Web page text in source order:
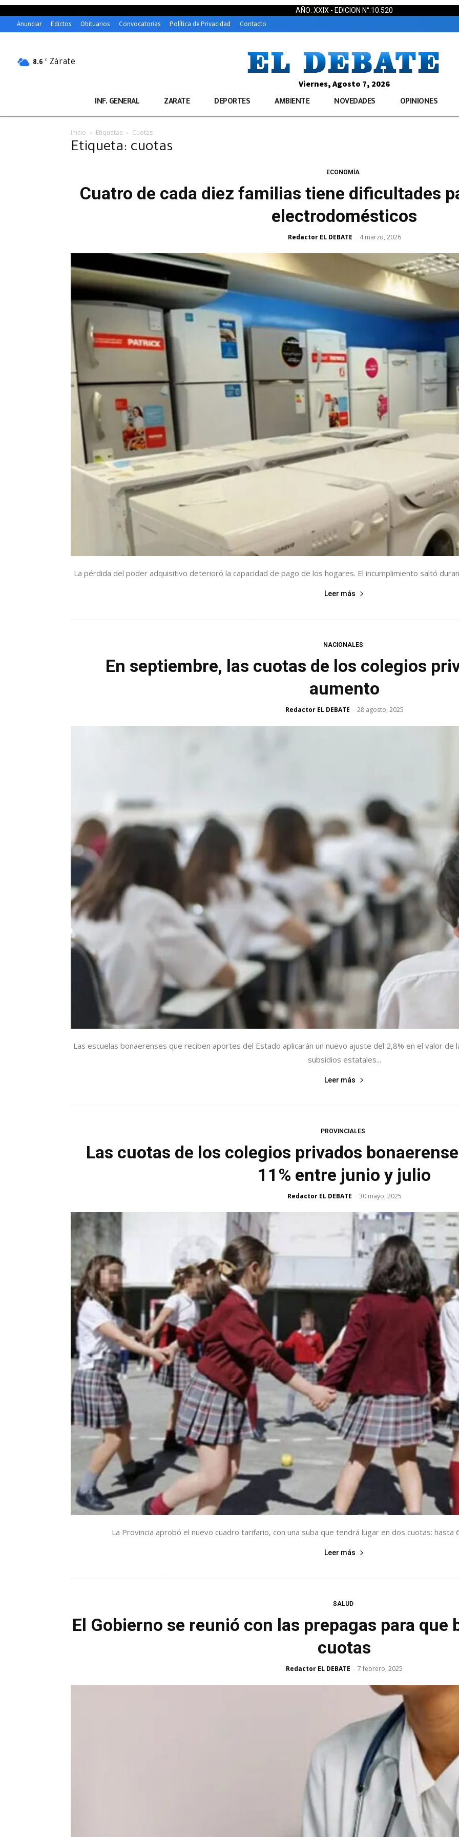
AÑO: XXIX - EDICION N°:10.520
Anunciar Edictos Obituarios Convocatorias Política de Privacidad Contacto
8.6 C Zárate
Viernes, Agosto 7, 2026
INF. GENERAL ZARATE DEPORTES AMBIENTE NOVEDADES OPINIONES
Inicio Etiquetas Cuotas
Etiqueta: cuotas
ECONOMÍA
Cuatro de cada diez familias tiene dificultades
electrodomésticos
Redactor EL DEBATE - 4 marzo, 2026
La pérdida del poder adquisitivo deterioró la capacidad de pago de los hogares. El incumplimiento saltó
Leer más
NACIONALES
En septiembre, las cuotas de los colegios
aumento
Redactor EL DEBATE - 28 agosto, 2025
Las escuelas bonaerenses que reciben aportes del Estado aplicarán un nuevo ajuste del 2,8% en el valor
subsidios estatales...
Leer más
PROVINCIALES
Las cuotas de los colegios privados
11% entre junio y julio
Redactor EL DEBATE - 30 mayo, 2025
La Provincia aprobó el nuevo cuadro tarifario, con una suba que tendrá lugar en dos cuotas: hasta
Leer más
SALUD
El Gobierno se reunió con las prepagas para que
cuotas
Redactor EL DEBATE - 7 febrero, 2025